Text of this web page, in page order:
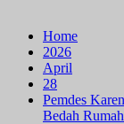
Home
2026
April
28
Pemdes
Bedah Rumah